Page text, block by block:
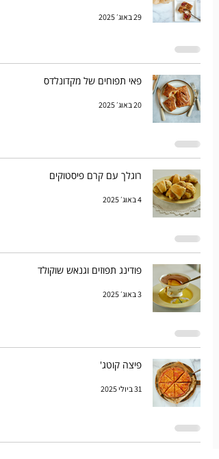
29 באוג׳ 2025
פאי תפוחים של מקדונלדס
20 באוג׳ 2025
רוגלך עם קרם פיסטוקים
4 באוג׳ 2025
פודינג תפוזים וגנאש שוקולד
3 באוג׳ 2025
פיצה קוטג'
31 ביולי 2025